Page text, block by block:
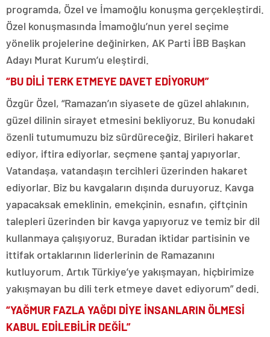
programda, Özel ve İmamoğlu konuşma gerçekleştirdi.
Özel konuşmasında İmamoğlu’nun yerel seçime
yönelik projelerine değinirken, AK Parti İBB Başkan
Adayı Murat Kurum’u eleştirdi.
“BU DİLİ TERK ETMEYE DAVET EDİYORUM”
Özgür Özel, “Ramazan’ın siyasete de güzel ahlakının,
güzel dilinin sirayet etmesini bekliyoruz. Bu konudaki
özenli tutumumuzu biz sürdüreceğiz. Birileri hakaret
ediyor, iftira ediyorlar, seçmene şantaj yapıyorlar.
Vatandaşa, vatandaşın tercihleri üzerinden hakaret
ediyorlar. Biz bu kavgaların dışında duruyoruz. Kavga
yapacaksak emeklinin, emekçinin, esnafın, çiftçinin
talepleri üzerinden bir kavga yapıyoruz ve temiz bir dil
kullanmaya çalışıyoruz. Buradan iktidar partisinin ve
ittifak ortaklarının liderlerinin de Ramazanını
kutluyorum. Artık Türkiye’ye yakışmayan, hiçbirimize
yakışmayan bu dili terk etmeye davet ediyorum” dedi.
“YAĞMUR FAZLA YAĞDI DİYE İNSANLARIN ÖLMESİ
KABUL EDİLEBİLİR DEĞİL”